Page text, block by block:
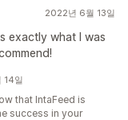
2022년 6월 13일
exactly what I was
14일
that IntaFeed is
success in your